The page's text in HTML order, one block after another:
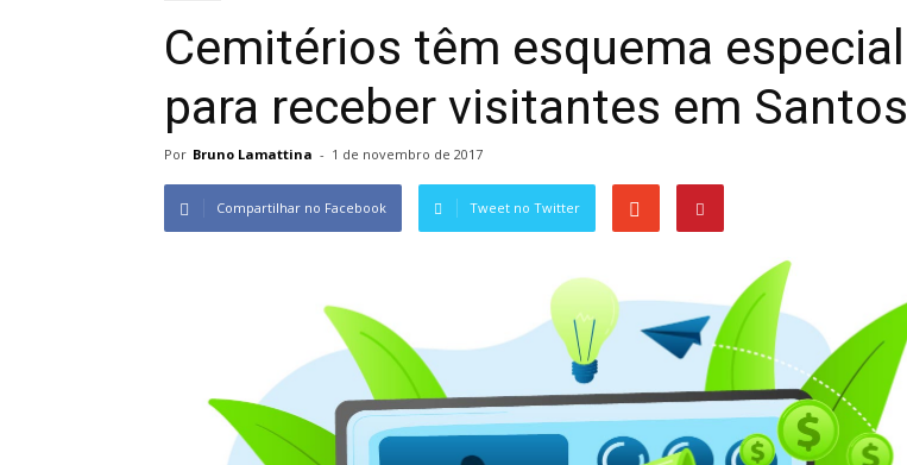
Cemitérios têm esquema especial
para receber visitantes em Santos
Por Bruno Lamattina - 1 de novembro de 2017
Compartilhar no Facebook Tweet no Twitter